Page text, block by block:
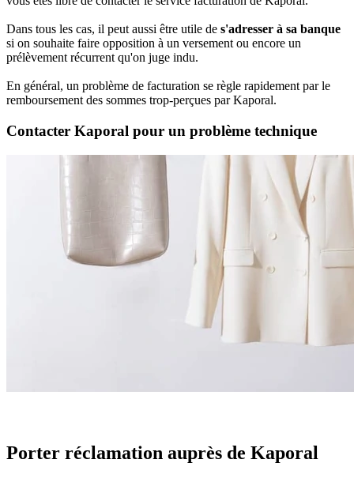
Dans tous les cas, il peut aussi être utile de s'adresser à sa banque
si on souhaite faire opposition à un versement ou encore un
prélèvement récurrent qu'on juge indu.
En général, un problème de facturation se règle rapidement par le
remboursement des sommes trop-perçues par Kaporal.
Contacter Kaporal pour un problème technique
Porter réclamation auprès de Kaporal